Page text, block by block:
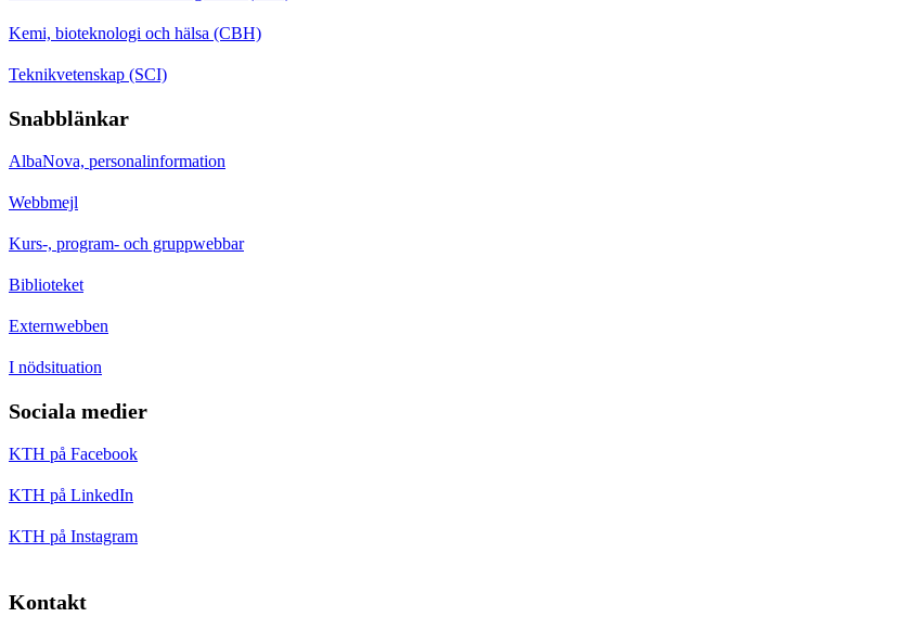
Kemi, bioteknologi och hälsa (CBH)
Teknikvetenskap (SCI)
Snabblänkar
AlbaNova, personalinformation
Webbmejl
Kurs-, program- och gruppwebbar
Biblioteket
Externwebben
I nödsituation
Sociala medier
KTH på Facebook
KTH på LinkedIn
KTH på Instagram
Kontakt